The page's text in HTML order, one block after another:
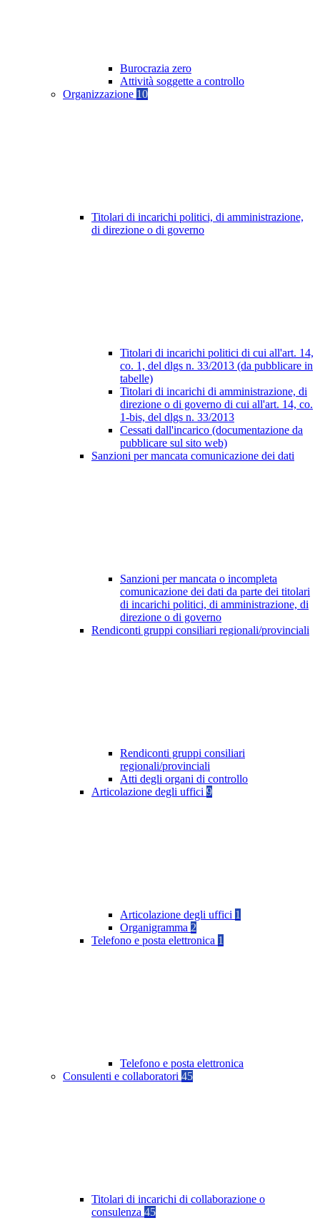
Burocrazia zero
Attività soggette a controllo
Organizzazione 10
Titolari di incarichi politici, di amministrazione,
di direzione o di governo
Titolari di incarichi politici di cui all'art. 14,
co. 1, del dlgs n. 33/2013 (da pubblicare in
tabelle)
Titolari di incarichi di amministrazione, di
direzione o di governo di cui all'art. 14, co.
1-bis, del dlgs n. 33/2013
Cessati dall'incarico (documentazione da
pubblicare sul sito web)
Sanzioni per mancata comunicazione dei dati
Sanzioni per mancata o incompleta
comunicazione dei dati da parte dei titolari
di incarichi politici, di amministrazione, di
direzione o di governo
Rendiconti gruppi consiliari regionali/provinciali
Rendiconti gruppi consiliari
regionali/provinciali
Atti degli organi di controllo
Articolazione degli uffici 9
Articolazione degli uffici 1
Organigramma 2
Telefono e posta elettronica 1
Telefono e posta elettronica
Consulenti e collaboratori 45
Titolari di incarichi di collaborazione o
consulenza 45